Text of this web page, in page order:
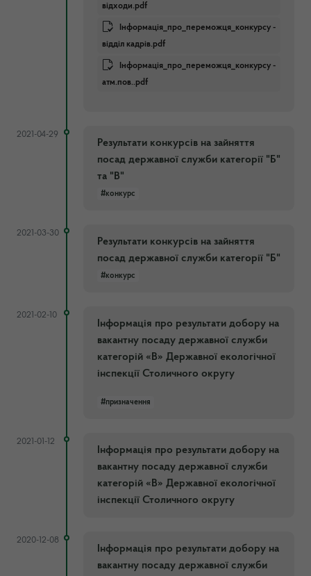
відходи.pdf
Інформація_про_переможця_конкурсу -
відділ кадрів.pdf
Інформація_про_переможця_конкурсу -
атм.пов..pdf
2021-04-29
Результати конкурсів на зайняття
посад державної служби категорії "Б"
та "В"
#конкурс
2021-03-30
Результати конкурсів на зайняття
посад державної служби категорії "Б"
#конкурс
2021-02-10
Інформація про результати добору на
вакантну посаду державної служби
категорій «В» Державної екологічної
інспекції Столичного округу
#призначення
2021-01-12
Інформація про результати добору на
вакантну посаду державної служби
категорій «В» Державної екологічної
інспекції Столичного округу
2020-12-08
Інформація про результати добору на
вакантну посаду державної служби